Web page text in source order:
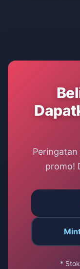
promo!
*